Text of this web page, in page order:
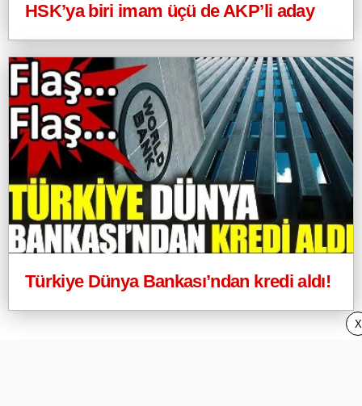
HSK’ya biri imam üçü de AKP’li aday
Türkiye Dünya Bankası’ndan kredi aldı!
X